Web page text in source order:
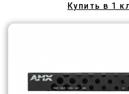
Купить в 1